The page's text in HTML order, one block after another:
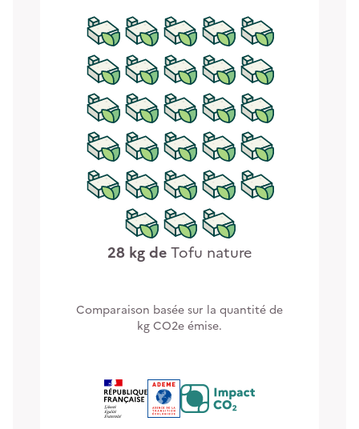
28 kg deTofu nature
Comparaison basée sur la quantité de
kg CO2e émise.